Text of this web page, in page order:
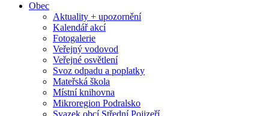
Obec
Aktuality + upozornění
Kalendář akcí
Fotogalerie
Veřejný vodovod
Veřejné osvětlení
Svoz odpadu a poplatky
Mateřská škola
Místní knihovna
Mikroregion Podralsko
Svazek obcí Střední Pojizeří